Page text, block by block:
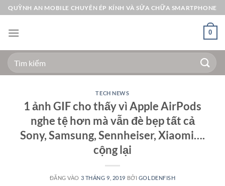
Bỏ
qua
nội
QUỲNH AN MOBILE CHUYÊN ÉP KÍNH VÀ SỬA CHỮA SMARTPHONE
0
Tìm
kiếm:
TECH NEWS
1 ảnh GIF cho thấy vì Apple AirPods
nghe tệ hơn mà vẫn đè bẹp tất cả
Sony, Samsung, Sennheiser, Xiaomi….
cộng lại
ĐĂNG VÀO 3 THÁNG 9, 2019 BỞI GOLDENFISH